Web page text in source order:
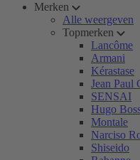
Merken
Alle weergeven
Topmerken
Lancôme
Armani
Kérastase
Jean Paul
SENSAI
Hugo
Montale
Narciso
Shiseido